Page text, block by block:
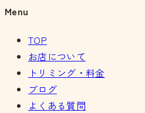
Menu
TOP
お店について
トリミング・料金
ブログ
よくある質問